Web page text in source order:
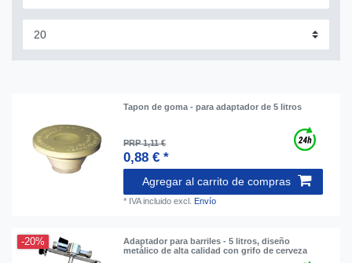
Tapon de goma - para adaptador de 5 litros
PRP 1,11 €
0,88 € *
Agregar al carrito de compras
* IVA incluido excl. Envío
-20%
Adaptador para barriles - 5 litros, diseño
metálico de alta calidad con grifo de cerveza